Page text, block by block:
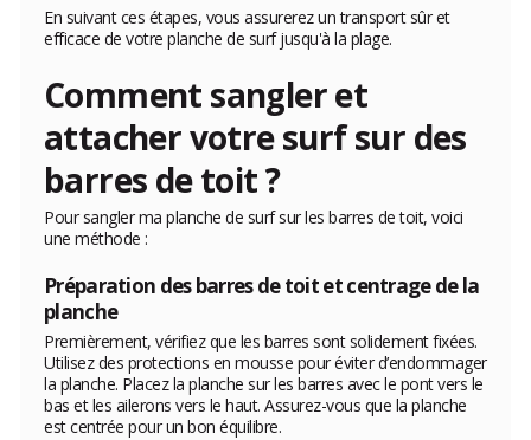
En suivant ces étapes, vous assurerez un transport sûr et
efficace de votre planche de surf jusqu'à la plage.
Comment sangler et
attachervotre surf sur des
barres de toit ?
Pour sangler ma planche de surf sur les barres de toit, voici
une méthode :
Préparation des barres de toit et centrage de la
planche
Premièrement, vérifiez que les barres sont solidement fixées.
Utilisez des protections en mousse pour éviter d’endommager
la planche. Placez la planche sur les barres avec le pont vers le
bas et les ailerons vers le haut. Assurez-vous que la planche
est centrée pour un bon équilibre.